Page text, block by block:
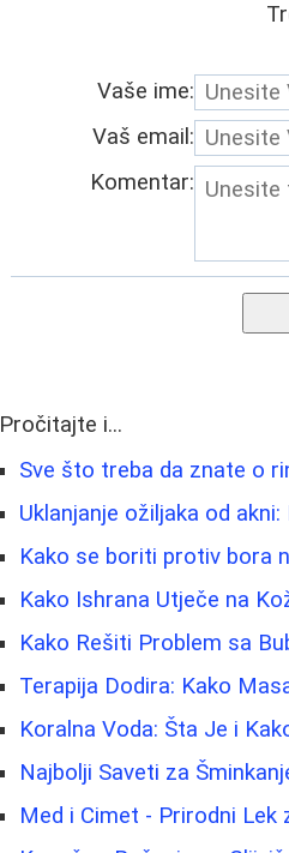
Vaše ime:
Vaš email:
Komentar:
Pročitajte i...
Sve što treba da znate o
Uklanjanje ožiljaka od
Kako se boriti protiv bora
Kako Ishrana Utječe na
Kako Rešiti Problem sa
Terapija Dodira: Kako
Koralna Voda: Šta Je i
Najbolji Saveti za
Med i Cimet - Prirodni Lek